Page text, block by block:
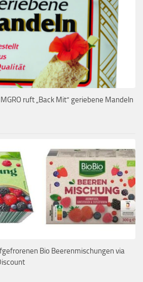
ruft „Back Mit“ geriebene Mandeln
Bio Beerenmischungen via